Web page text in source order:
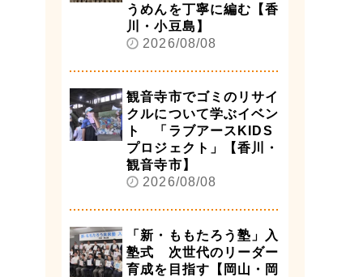
うめんを丁寧に編む【香
川・小豆島】
2026/08/08
観音寺市でゴミのリサイ
クルについて学ぶイベン
ト 「ラブアースKIDS
プロジェクト」【香川・
観音寺市】
2026/08/08
「新・ももたろう塾」入
塾式 次世代のリーダー
育成を目指す【岡山・岡